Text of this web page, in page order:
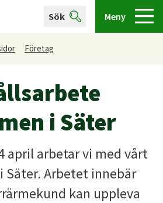
Sök Meny
Företag
i Säter
april arbetar vi med vårt
Arbetet innebär
kan uppleva